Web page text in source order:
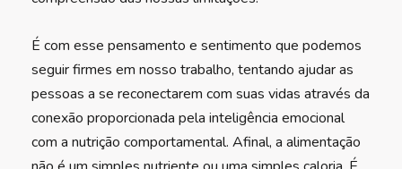
É com esse pensamento e sentimento que podemos
seguir firmes em nosso trabalho, tentando ajudar as
pessoas a se reconectarem com suas vidas através da
conexão proporcionada pela inteligência emocional
com a nutrição comportamental. Afinal, a alimentação